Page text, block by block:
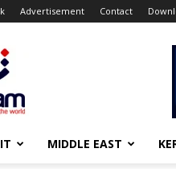
Advertisement Contact
MIDDLE EAST